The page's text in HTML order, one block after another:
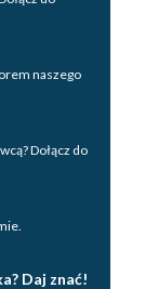
naszego
Dołącz do
Daj znać!